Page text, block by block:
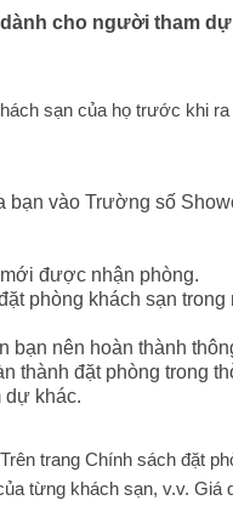
cho người tham
sạn của họ trước khi ra
bạn vào Trường số
được nhận phòng.
phòng khách sạn trong
bạn nên hoàn thành
thành đặt phòng trong
dự khác.
trang Chính sách đặt
từng khách sạn, v.v.